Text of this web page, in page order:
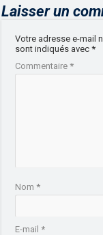
Laisser un
Votre adresse e-mail
sont indiqués avec*
Commentaire*
Nom*
E-mail*